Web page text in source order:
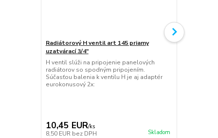
Radiátorový H ventil art 145 priamy
uzatvárací 3/4"
H ventil slúži na pripojenie panelových
radiátorov so spodným pripojením.
Súčasťou balenia k ventilu H je aj adaptér
eurokonusový 2x:
10,45 EUR/ks
8,50 EUR bez DPH Skladom